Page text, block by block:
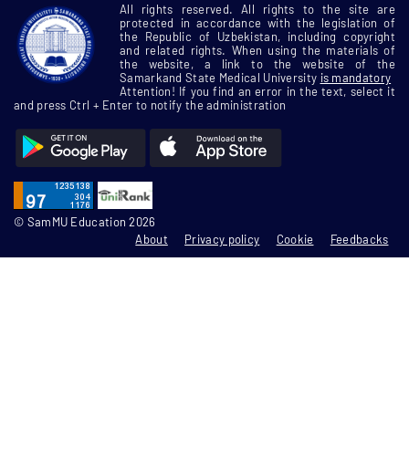
All rights reserved. All rights to the site are
protected in accordance with the legislation of
the Republic of Uzbekistan, including copyright
and related rights. When using the materials of
the website, a link to the website of the
Samarkand State Medical University is mandatory
Attention! If you find an error in the text, select it
and press Ctrl + Enter to notify the administration
© SamMU Education 2026
About
Privacy policy Cookie Feedbacks